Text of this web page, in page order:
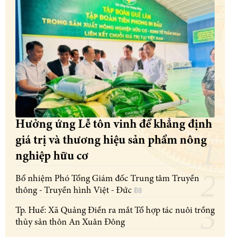
Hưởng ứng Lễ tôn vinh để khẳng định
giá trị và thương hiệu sản phẩm nông
nghiệp hữu cơ
Bổ nhiệm Phó Tổng Giám đốc Trung tâm Truyền
thông - Truyền hình Việt - Đức
Tp. Huế: Xã Quảng Điền ra mắt Tổ hợp tác nuôi trồng
thủy sản thôn An Xuân Đông